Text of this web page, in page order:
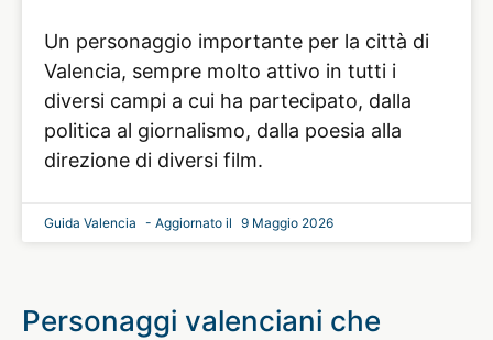
Un personaggio importante per la città di
Valencia, sempre molto attivo in tutti i
diversi campi a cui ha partecipato, dalla
politica al giornalismo, dalla poesia alla
direzione di diversi film.
Guida Valencia 9 Maggio 2026
Personaggi valenciani che